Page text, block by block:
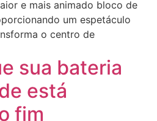
e mais animado bloco de
um espetáculo
o centro de
sua bateria
está
fim